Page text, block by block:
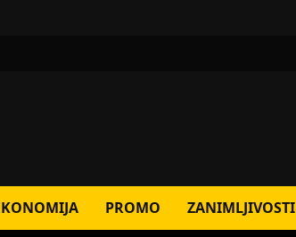
PROMO ZANIMLJIVOSTI